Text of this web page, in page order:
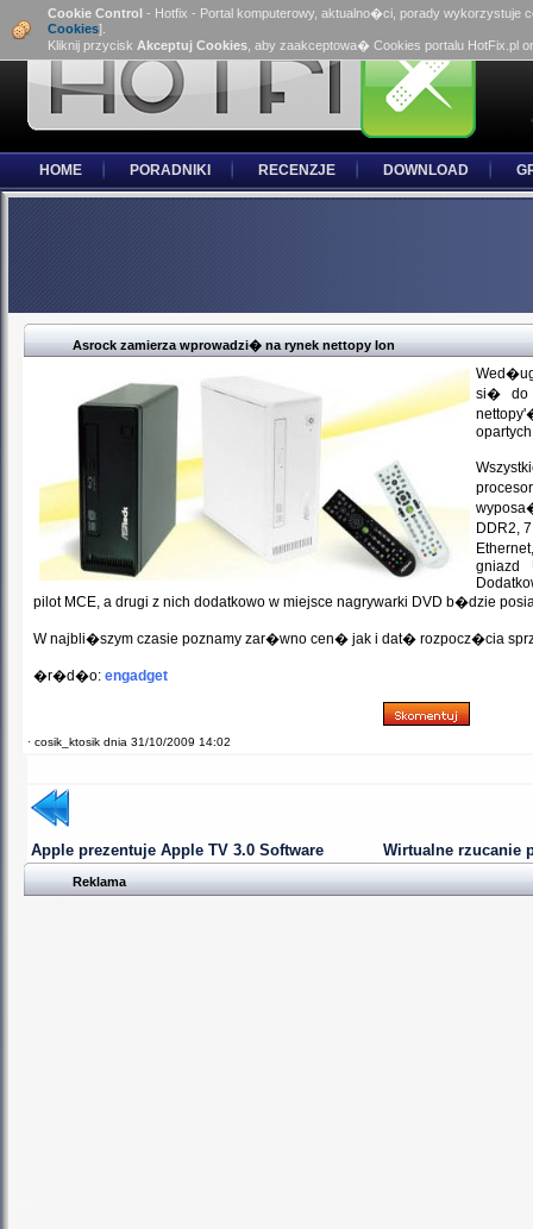
Cookie Control - Hotfix - Portal komputerowy, aktualno�ci, porady wykorzystuje
Cookies].
Kliknij przycisk Akceptuj Cookies , aby zaakceptowa� Cookies portalu HotFix.pl
HOME PORADNIKI RECENZJE DOWNLOAD
Asrock zamierza wprowadzi� na rynek nettopy Ion
si� do
DDR2,
gniazd
pilot MCE, a drugi z nich dodatkowo w miejsce nagrywarki DVD b�dzie
W najbli�szym czasie poznamy zar�wno cen� jak i dat� rozpocz�cia
�r�d�o: engadget
· cosik_ktosik dnia 31/10/2009 14:02
Apple prezentuje Apple TV 3.0 Software Wirtualne rzucanie
Reklama